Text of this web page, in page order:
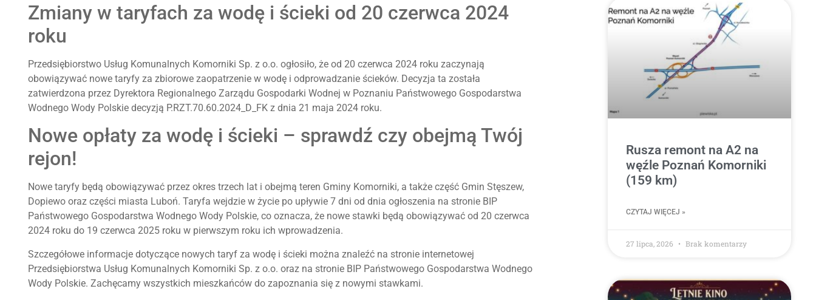
Zmiany w taryfach za wodę i ścieki od 20 czerwca 2024
roku
Przedsiębiorstwo Usług Komunalnych Komorniki Sp. z o.o. ogłosiło, że od 20 czerwca 2024 roku zaczynają
obowiązywać nowe taryfy za zbiorowe zaopatrzenie w wodę i odprowadzanie ścieków. Decyzja ta została
zatwierdzona przez Dyrektora Regionalnego Zarządu Gospodarki Wodnej w Poznaniu Państwowego Gospodarstwa
Wodnego Wody Polskie decyzją P.RZT.70.60.2024_D_FK z dnia 21 maja 2024 roku.
Nowe opłaty za wodę i ścieki – sprawdź czy obejmą Twój
rejon!
Nowe taryfy będą obowiązywać przez okres trzech lat i obejmą teren Gminy Komorniki, a także część Gmin Stęszew,
Dopiewo oraz części miasta Luboń. Taryfa wejdzie w życie po upływie 7 dni od dnia ogłoszenia na stronie BIP
Państwowego Gospodarstwa Wodnego Wody Polskie, co oznacza, że nowe stawki będą obowiązywać od 20 czerwca
2024 roku do 19 czerwca 2025 roku w pierwszym roku ich wprowadzenia.
Szczegółowe informacje dotyczące nowych taryf za wodę i ścieki można znaleźć na stronie internetowej
Przedsiębiorstwa Usług Komunalnych Komorniki Sp. z o.o. oraz na stronie BIP Państwowego Gospodarstwa Wodnego
Wody Polskie. Zachęcamy wszystkich mieszkańców do zapoznania się z nowymi stawkami.
Rusza remont na A2 na
węźle Poznań Komorniki
(159 km)
CZYTAJ WIĘCEJ »
27 lipca, 2026 Brak komentarzy